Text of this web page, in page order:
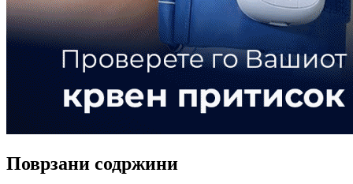
Поврзани содржини